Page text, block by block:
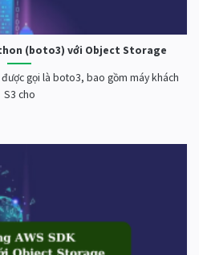
(boto3) với Object Storage
gọi là boto3, bao gồm máy khách
S3 cho